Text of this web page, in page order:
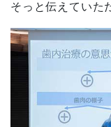
そっと伝えていた